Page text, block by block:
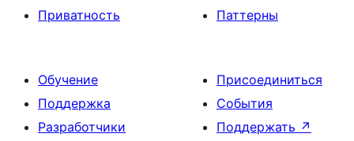
Приватность
Паттерны
Обучение
Поддержка
Разработчики
Присоединиться
События
Поддержать ↗